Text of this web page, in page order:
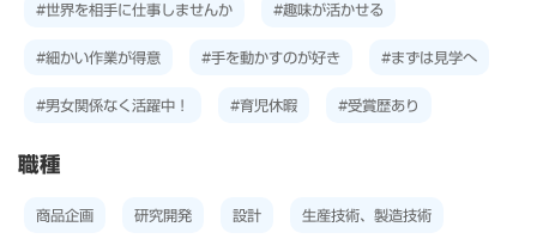
#世界を相手に仕事しませんか #趣味が活かせる
#細かい作業が得意 #手を動かすのが好き #まずは見学へ
#男女関係なく活躍中！ #育児休暇 #受賞歴あり
職種
商品企画 研究開発 設計 生産技術、製造技術